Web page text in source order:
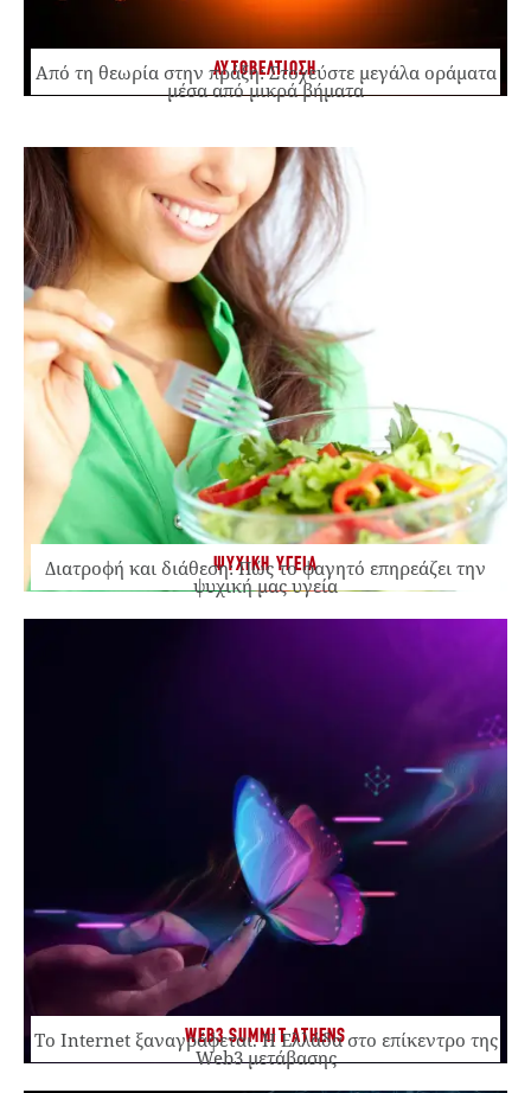
ΑΥΤΟΒΕΛΤΙΩΣΗ
Από τη θεωρία στην πράξη: Στοχεύστε μεγάλα οράματα
μέσα από μικρά βήματα
ΨΥΧΙΚΗ ΥΓΕΙΑ
Διατροφή και διάθεση: Πώς το φαγητό επηρεάζει την
ψυχική μας υγεία
WEB3 SUMMIT ATHENS
Το Internet ξαναγράφεται. Η Ελλάδα στο επίκεντρο της
Web3 μετάβασης